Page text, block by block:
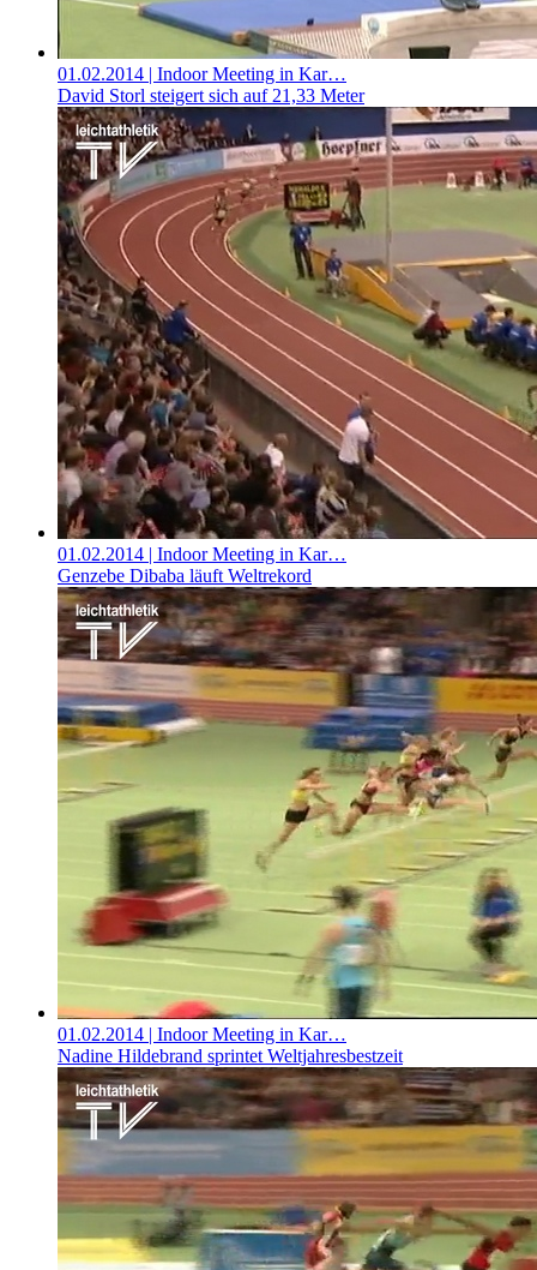
01.02.2014 | Indoor Meeting in Kar…
David Storl steigert sich auf 21,33 Meter
01.02.2014 | Indoor Meeting in Kar…
Genzebe Dibaba läuft Weltrekord
01.02.2014 | Indoor Meeting in Kar…
Nadine Hildebrand sprintet Weltjahresbestzeit